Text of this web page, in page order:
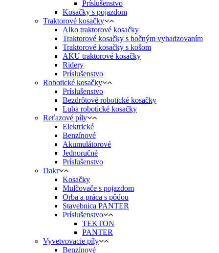
Príslušenstvo
Kosačky s pojazdom
Traktorové kosačky
Alko traktorové kosačky
Traktorové kosačky s bočným vyhadzovaním
Traktorové kosačky s košom
AKU traktorové kosačky
Ridery
Príslušenstvo
Robotické kosačky
Príslušenstvo
Bezdrôtové robotické kosačky
Luba robotické kosačky
Reťazové píly
Elektrické
Benzínové
Akumulátorové
Jednoručné
Príslušenstvo
Dakr
Kosačky
Mulčovače s pojazdom
Orba a práca s pôdou
Stavebnica PANTER
Príslušenstvo
TEKTON
PANTER
Vyvetvovacie píly
Benzínové